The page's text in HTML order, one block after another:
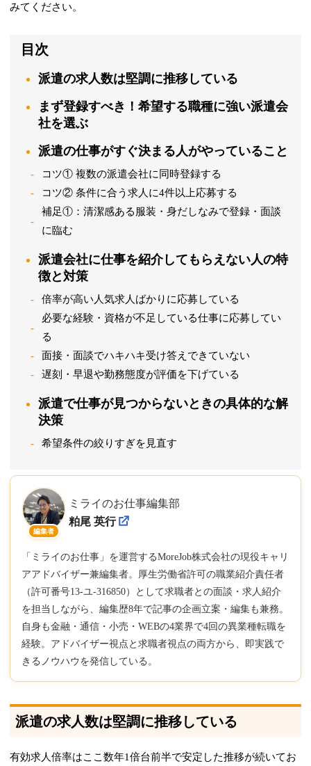
みてください。
目次
派遣の求人数は堅調に推移している
まず登録すべき！希望する職種に強い派遣会
社を選ぶ
派遣の仕事がすぐ決まる人がやっていること
コツ① 複数の派遣会社に同時登録する
コツ② 条件に合う求人に4件以上応募する
補足①：清潔感ある服装・身だしなみで登録・面談
に臨む
派遣会社に仕事を紹介してもらえない人の特
徴と対策
倍率が高い人気求人ばかりに応募している
必要な経験・資格が不足している仕事に応募してい
る
面接・面談でハキハキ受け答えできていない
遅刻・早退や勤務態度が評価を下げている
派遣で仕事が見つからないときの具体的な解
決策
希望条件の絞りすぎを見直す
編集者
ミライのお仕事編集部
粕尾 英行
「ミライのお仕事」を運営するMoreJob株式会社の現役キャリ
アアドバイザー兼編集者。厚生労働省許可の職業紹介責任者
（許可番号13-ユ-316850）として求職者との面談・求人紹介
を担当しながら、編集歴8年で記事の企画立案・編集も兼務。
自身も金融・通信・小売・WEBの4業界で4回の異業種転職を
経験。アドバイザー視点と求職者視点の両方から、即実践で
きるノウハウを発信している。
派遣の求人数は堅調に推移している
有効求人倍率はここ数年1倍台前半で安定した推移が続いてお